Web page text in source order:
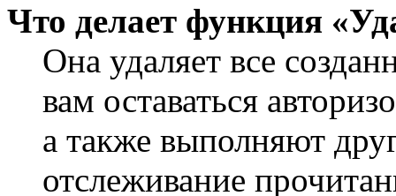
Что делает функция
Она удаляет все
вам оставаться
а также выполняют
отслеживание